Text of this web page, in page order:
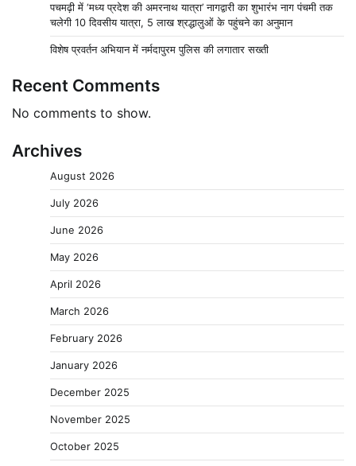
पचमढ़ी में ‘मध्य प्रदेश की अमरनाथ यात्रा’ नागद्वारी का शुभारंभ नाग पंचमी तक
चलेगी 10 दिवसीय यात्रा, 5 लाख श्रद्धालुओं के पहुंचने का अनुमान
विशेष प्रवर्तन अभियान में नर्मदापुरम पुलिस की लगातार सख्ती
Recent Comments
No comments to show.
Archives
August 2026
July 2026
June 2026
May 2026
April 2026
March 2026
February 2026
January 2026
December 2025
November 2025
October 2025